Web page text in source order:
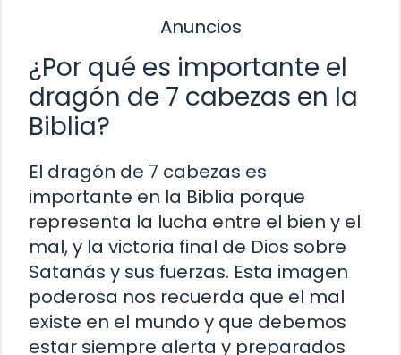
Anuncios
¿Por qué es importante el
dragón de 7 cabezas en la
Biblia?
El dragón de 7 cabezas es
importante en la Biblia porque
representa la lucha entre el bien y el
mal, y la victoria final de Dios sobre
Satanás y sus fuerzas. Esta imagen
poderosa nos recuerda que el mal
existe en el mundo y que debemos
estar siempre alerta y preparados